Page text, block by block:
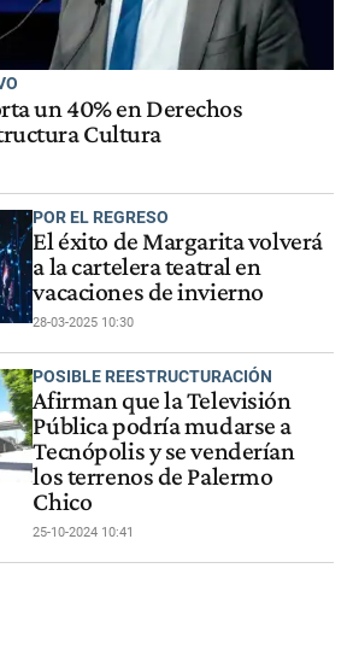
un 40% en Derechos
Cultura
POR EL REGRESO
El éxito de Margarita volverá
a la cartelera teatral en
vacaciones de invierno
28-03-2025 10:30
POSIBLE REESTRUCTURACIÓN
Afirman que la Televisión
Pública podría mudarse a
Tecnópolis y se venderían
los terrenos de Palermo
Chico
25-10-2024 10:41